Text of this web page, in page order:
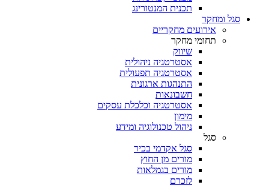
תכנית המנטורינג
סגל ומחקר
אירועים מחקריים
תחומי מחקר
שיווק
אסטרטגיה ניהולית
אסטרטגיה תפעולית
התנהגות ארגונית
חשבונאות
אסטרטגיה וכלכלת עסקים
מימון
ניהול טכנולוגיה ומידע
סגל
סגל אקדמי בכיר
מורים מן החוץ
מורים בגמלאות
לזכרם